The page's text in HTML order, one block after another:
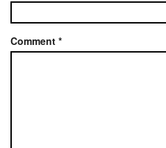
Comment *